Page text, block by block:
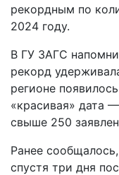
рекордным по
2024 году.
В ГУ ЗАГС
рекорд
регионе
«красивая» дата
свыше 250
Ранее
спустя три дня